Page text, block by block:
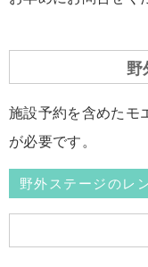
野
施設予約を含めたモ
が必要です。
野外ステージのレ